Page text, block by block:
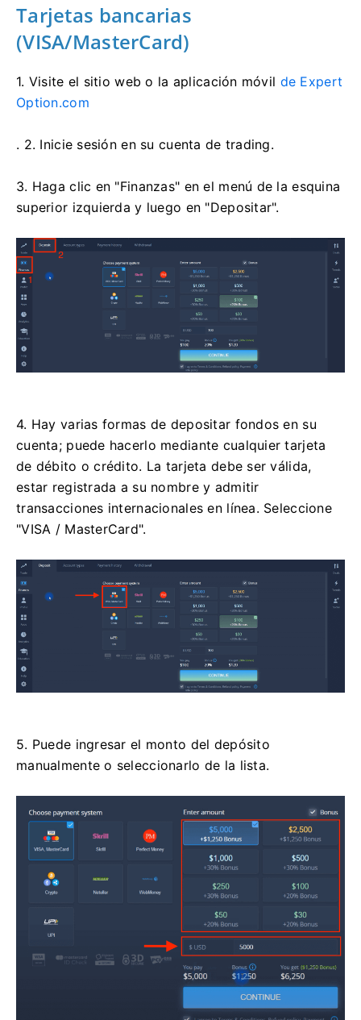
Tarjetas bancarias
(VISA/MasterCard)
1. Visite el sitio web o la aplicación móvil de Expert
Option.com
. 2. Inicie sesión en su cuenta de trading.
3. Haga clic en "Finanzas" en el menú de la esquina
superior izquierda y luego en "Depositar".
4. Hay varias formas de depositar fondos en su
cuenta; puede hacerlo mediante cualquier tarjeta
de débito o crédito. La tarjeta debe ser válida,
estar registrada a su nombre y admitir
transacciones internacionales en línea. Seleccione
"VISA / MasterCard".
5. Puede ingresar el monto del depósito
manualmente o seleccionarlo de la lista.